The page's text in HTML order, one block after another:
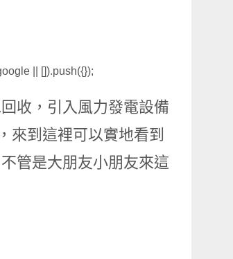
|| []).push({});
收，引入風力發電設備
來到這裡可以實地看到
管是大朋友小朋友來這